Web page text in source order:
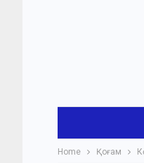
Home Қоғам